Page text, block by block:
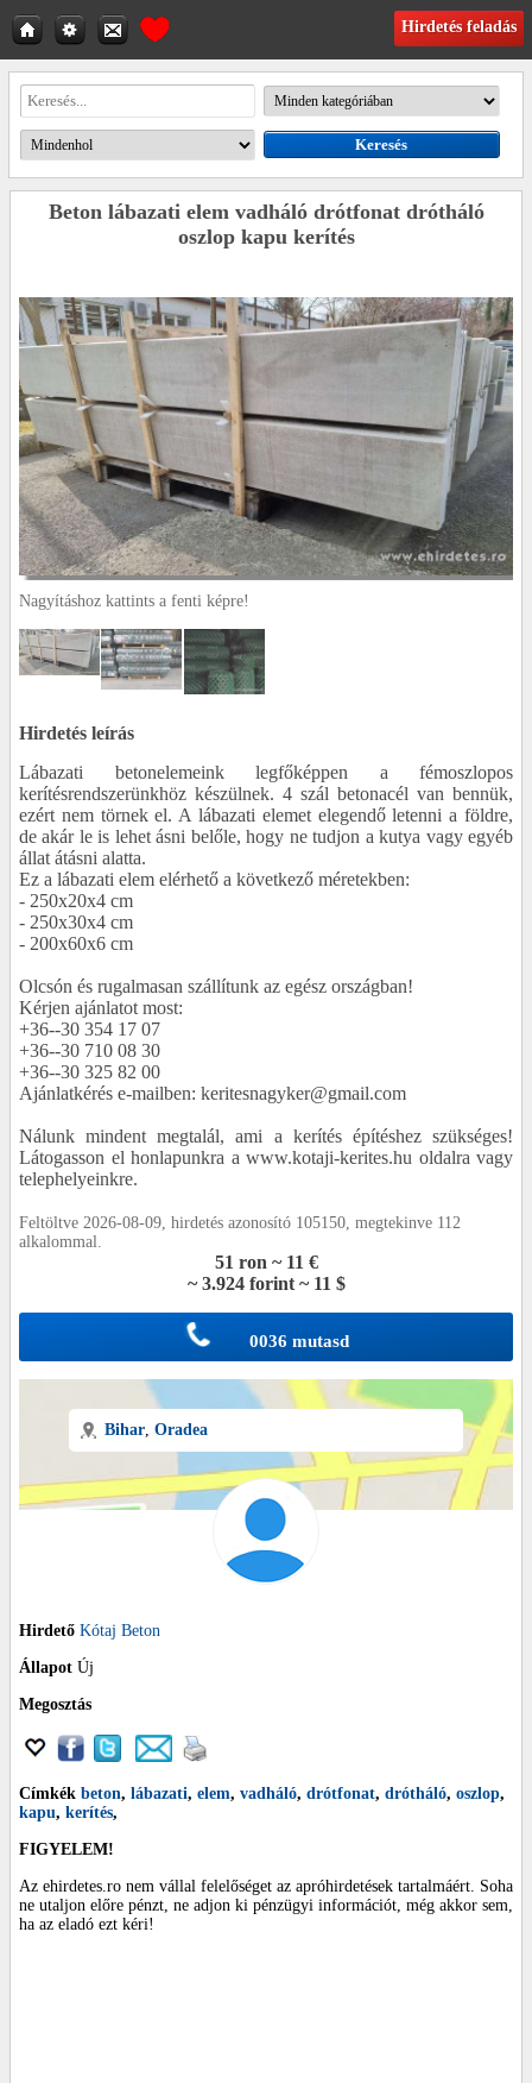
Hirdetés feladás
Beton lábazati elem vadháló drótfonat drótháló
oszlop kapu kerítés
Nagyításhoz kattints a fenti képre!
Hirdetés leírás
Lábazati betonelemeink legfőképpen a fémoszlopos
kerítésrendszerünkhöz készülnek. 4 szál betonacél van bennük,
ezért nem törnek el. A lábazati elemet elegendő letenni a földre,
de akár le is lehet ásni belőle, hogy ne tudjon a kutya vagy egyéb
állat átásni alatta.
Ez a lábazati elem elérhető a következő méretekben:
- 250x20x4 cm
- 250x30x4 cm
- 200x60x6 cm
Olcsón és rugalmasan szállítunk az egész országban!
Kérjen ajánlatot most:
+36--30 354 17 07
+36--30 710 08 30
+36--30 325 82 00
Ajánlatkérés e-mailben: keritesnagyker@gmail.com
Nálunk mindent megtalál, ami a kerítés építéshez szükséges!
Látogasson el honlapunkra a www.kotaji-kerites.hu oldalra vagy
telephelyeinkre.
Feltöltve 2026-08-09, hirdetés azonosító 105150, megtekinve 112
alkalommal.
51 ron ~ 11 €
~ 3.924 forint ~ 11 $
0036 mutasd
Bihar, Oradea
Hirdető Kótaj Beton
Állapot Új
Megosztás
Címkék beton, lábazati, elem, vadháló, drótfonat, drótháló, oszlop,
kapu, kerítés,
FIGYELEM!
Az ehirdetes.ro nem vállal felelőséget az apróhirdetések tartalmáért. Soha
ne utaljon előre pénzt, ne adjon ki pénzügyi információt, még akkor sem,
ha az eladó ezt kéri!